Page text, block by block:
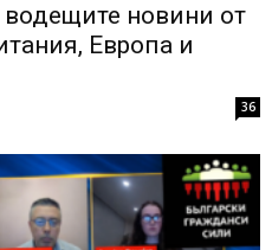
новини от
Европа и
36